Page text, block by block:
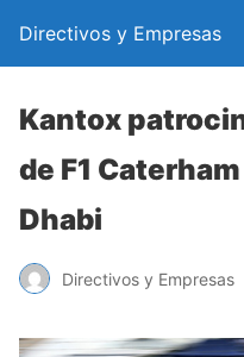
Directivos y Empresas
Kantox
de F1
Dhabi
Directivos y Empresas